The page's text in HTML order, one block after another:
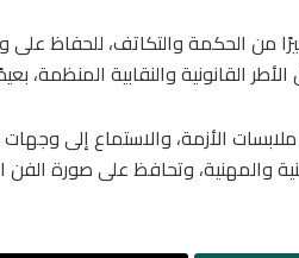
من الحكمة والتكاتف، للحفاظ
القانونية والنقابية المنظمة،
الأزمة، والاستماع إلى وجهات
والمهنية، وتحافظ على صورة الفن